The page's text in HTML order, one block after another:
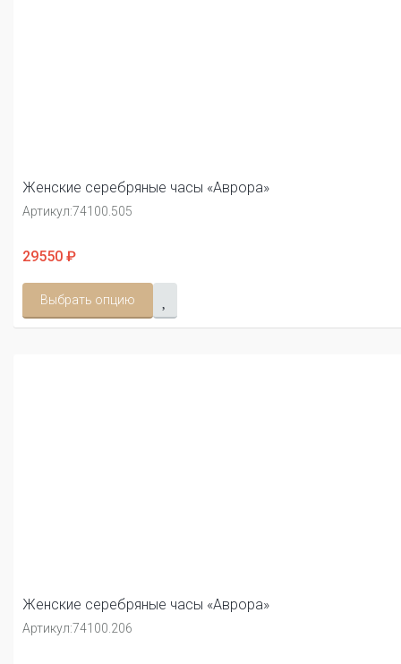
Женские серебряные часы «Аврора»
Артикул:74100.505
29550 ₽
Выбрать опцию
Женские серебряные часы «Аврора»
Артикул:74100.206